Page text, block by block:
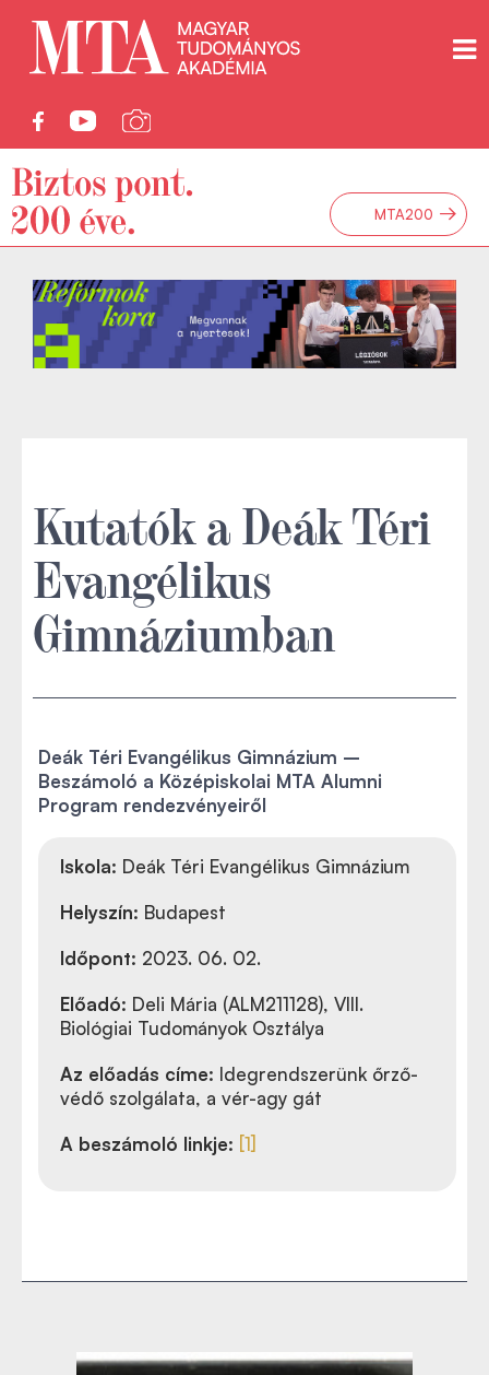
MTA200 →
Kutatók a Deák Téri
Evangélikus
Gimnáziumban
Deák Téri Evangélikus Gimnázium –
Beszámoló a Középiskolai MTA Alumni
Program rendezvényeiről
Iskola: Deák Téri Evangélikus Gimnázium
Helyszín: Budapest
Időpont: 2023. 06. 02.
Előadó: Deli Mária (ALM211128), VIII.
Biológiai Tudományok Osztálya
Az előadás címe: Idegrendszerünk őrző-
védő szolgálata, a vér-agy gát
A beszámoló linkje: [1]